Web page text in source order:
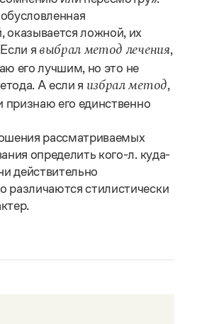
оказывается ложной, их
я выбрал метод лечения,
его лучшим, но это не
А если я избрал метод,
признаю его единственно
рассматриваемых
определить кого-л. куда-
действительно
различаются стилистически